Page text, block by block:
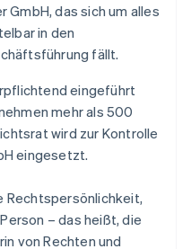
GmbH, das sich um alles
in den
fällt.
eingeführt
mehr als 500
wird zur Kontrolle
eingesetzt.
Rechtspersönlichkeit,
– das heißt, die
von Rechten und